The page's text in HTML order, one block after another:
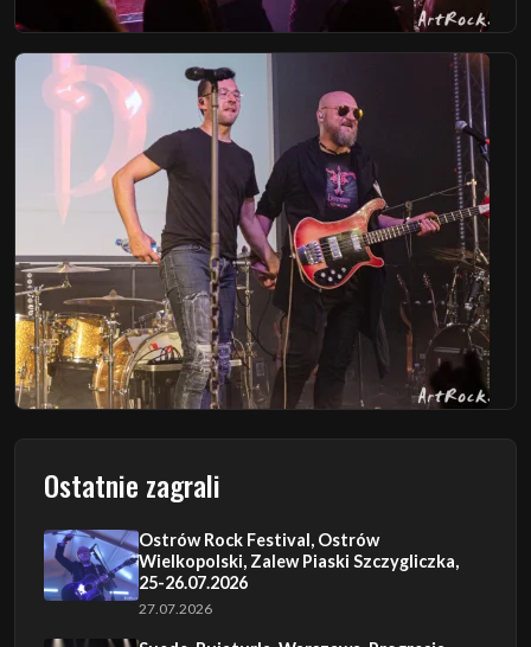
Ostatnie zagrali
Ostrów Rock Festival, Ostrów
Wielkopolski, Zalew Piaski Szczygliczka,
25-26.07.2026
27.07.2026